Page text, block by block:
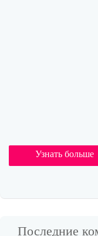
Узнать больше
Последние